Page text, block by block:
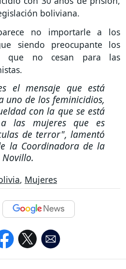
boliviana.
no importarle a los
siendo preocupante los
que no cesan para las
el mensaje que está
uno de los feminicidios,
con la que se está
las mujeres que es
de terror", lamentó
la Coordinadora de la
, Mujeres